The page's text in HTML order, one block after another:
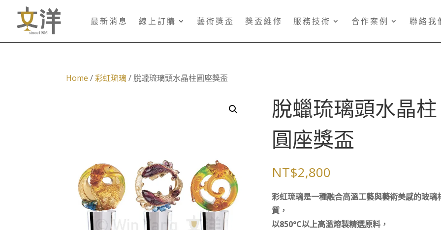
最新消息 線上訂購 藝術獎盃 獎盃維修 服務技術 合作案例 聯絡我
Home /彩虹琉璃/ 脫蠟琉璃頭水晶柱圓座獎盃
脫蠟琉璃頭水晶柱
圓座獎盃
NT$2,800
彩虹琉璃是一種融合高溫工藝與藝術美感的玻璃
質，
以850°C以上高溫熔製精選原料，